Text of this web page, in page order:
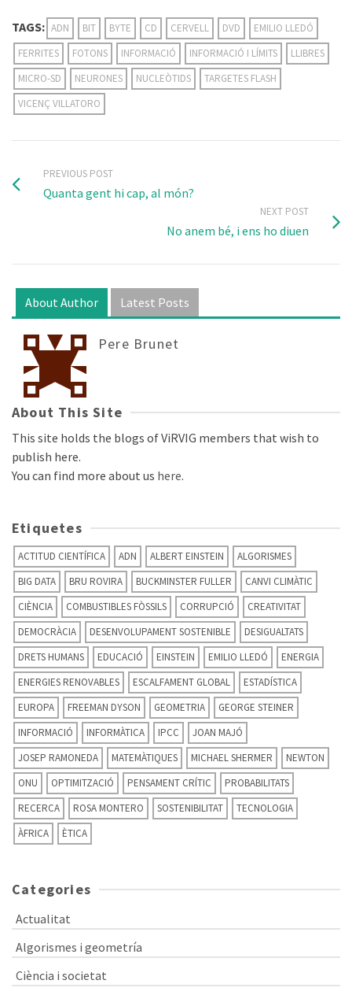
TAGS: ADN BIT BYTE CD CERVELL DVD
EMILIO LLEDÓ
FERRITES
FOTONS INFORMACIÓ INFORMACIÓ I LÍMITS
LLIBRES
MICRO-SD
NEURONES NUCLEÒTIDS
TARGETES FLASH
VICENÇ VILLATORO
PREVIOUS POST
Quanta gent hi cap, al món?
NEXT POST
No anem bé, i ens ho diuen
About Author Latest Posts
Pere Brunet
About This Site
This site holds the blogs of ViRVIG members that wish to
publish here.
You can find more about us here.
Etiquetes
ACTITUD CIENTÍFICA ADN ALBERT EINSTEIN
ALGORISMES
BIG DATA
BRU ROVIRA BUCKMINSTER FULLER
CANVI CLIMÀTIC
CIÈNCIA
COMBUSTIBLES FÒSSILS CORRUPCIÓ
CREATIVITAT
DEMOCRÀCIA
DESENVOLUPAMENT SOSTENIBLE
DESIGUALTATS
DRETS HUMANS
EDUCACIÓ EINSTEIN EMILIO LLEDÓ
ENERGIA
ENERGIES RENOVABLES
ESCALFAMENT GLOBAL
ESTADÍSTICA
EUROPA
FREEMAN DYSON GEOMETRIA
GEORGE STEINER
INFORMACIÓ
INFORMÀTICA IPCC
JOAN MAJÓ
JOSEP RAMONEDA
MATEMÀTIQUES MICHAEL SHERMER
NEWTON
ONU
OPTIMITZACIÓ PENSAMENT CRÍTIC
PROBABILITATS
RECERCA
ROSA MONTERO SOSTENIBILITAT
TECNOLOGIA
ÀFRICA
ÈTICA
Categories
Actualitat
Algorismes i geometría
Ciència i societat